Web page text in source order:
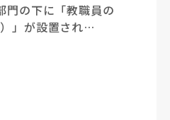
門の下に「教職員の
」が設置され…